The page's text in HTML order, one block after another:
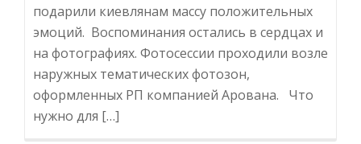
подарили киевлянам массу положительных
эмоций. Воспоминания остались в сердцах и
на фотографиях. Фотосессии проходили возле
наружных тематических фотозон,
оформленных РП компанией Арована. Что
нужно для […]